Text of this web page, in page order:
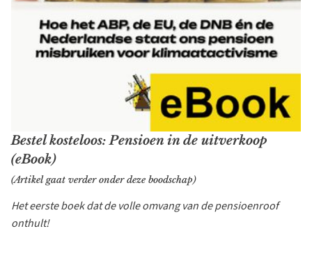
Bestel kosteloos: Pensioen in de uitverkoop
(eBook)
(Artikel gaat verder onder deze boodschap)
Het eerste boek dat de volle omvang van de pensioenroof
onthult!